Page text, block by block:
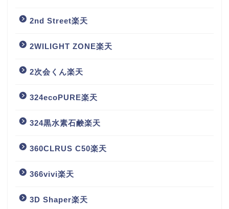
2nd Street楽天
2WILIGHT ZONE楽天
2次会くん楽天
324ecoPURE楽天
324黒水素石鹸楽天
360CLRUS C50楽天
366vivi楽天
3D Shaper楽天